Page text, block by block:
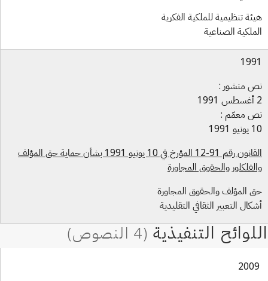
تنظيمية للملكية الفكرية
الصناعية
منشور :
معمّم :
القانون رقم 91-12 المؤرخ في 10 يونيو 1991 بشأن حماية حق المؤلف
والحقوق المجاورة
المؤلف والحقوق المجاورة
التعبير الثقافي التقليدية